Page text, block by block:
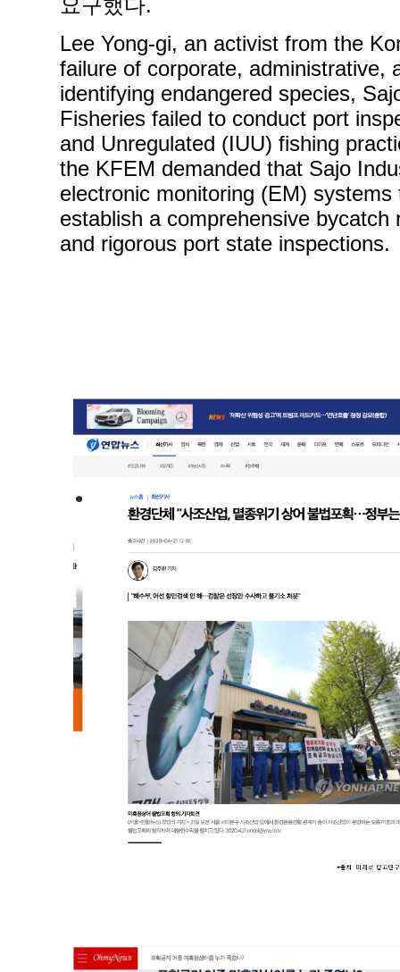
요구했다.
Lee Yong-gi, an activist from the
failure of corporate, administrative,
identifying endangered species,
Fisheries failed to conduct port
and Unregulated (IUU) fishing
the KFEM demanded that Sajo
electronic monitoring (EM)
establish a comprehensive
and rigorous port state inspections.